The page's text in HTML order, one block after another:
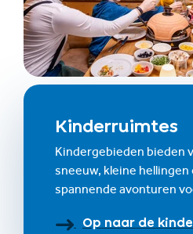
Kinderruimtes
Kindergebieden bieden
sneeuw, kleine
spannende avonturen
Op naar de